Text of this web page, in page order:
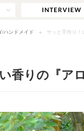
ハンドメイド サッと手作り！
香りの『ア